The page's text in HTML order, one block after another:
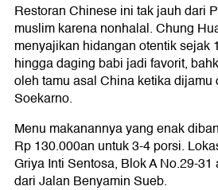
Restoran Chinese ini tak jauh dari
muslim karena nonhalal. Chung
menyajikan hidangan otentik sejak
hingga daging babi jadi favorit,
oleh tamu asal China ketika dijamu
Soekarno.
Menu makanannya yang enak
Rp 130.000an untuk 3-4 porsi.
Griya Inti Sentosa, Blok A No.29-
dari Jalan Benyamin Sueb.